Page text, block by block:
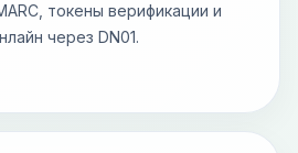
токены верификации и
через DN01.